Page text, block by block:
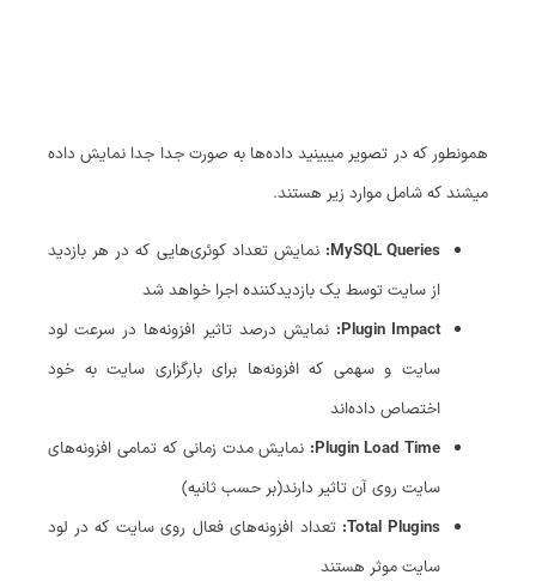
همونطور که در تصویر میبینید داده‌ها به صورت جدا جدا نمایش داده
میشند که شامل موارد زیر هستند.
MySQL Queries: نمایش تعداد کوئری‌هایی که در هر بازدید
از سایت توسط یک بازدیدکننده اجرا خواهد شد
Plugin Impact: نمایش درصد تاثیر افزونه‌ها در سرعت لود
سایت و سهمی که افزونه‌ها برای بارگزاری سایت به خود
اختصاص داده‌اند
Plugin Load Time: نمایش مدت زمانی که تمامی افزونه‌های
سایت روی آن تاثیر دارند(بر حسب ثانیه)
Total Plugins: تعداد افزونه‌های فعال روی سایت که در لود
سایت موثر هستند